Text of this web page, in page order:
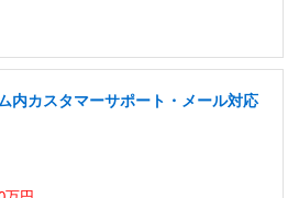
内カスタマーサポート・メール対応